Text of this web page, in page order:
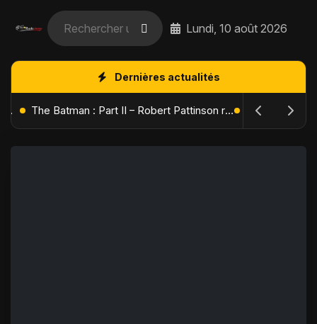
Lundi, 10 août 2026
Dernières actualités
L'Âge de Glace : Le Réveil du Volcan – Manny, Sid et Diego de retour pour une aventure explosive The Batman : Part II – Robert Pattinson replonge dans les ténèbres de Gotham dès octobre 2027